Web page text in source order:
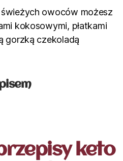
owoców możesz
kokosowymi, płatkami
gorzką czekoladą
keto